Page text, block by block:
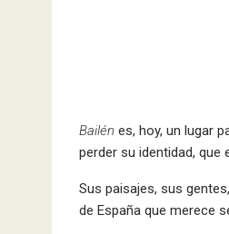
Bailén es, hoy, un lugar
perder su identidad, que
Sus paisajes, sus
de España que merece